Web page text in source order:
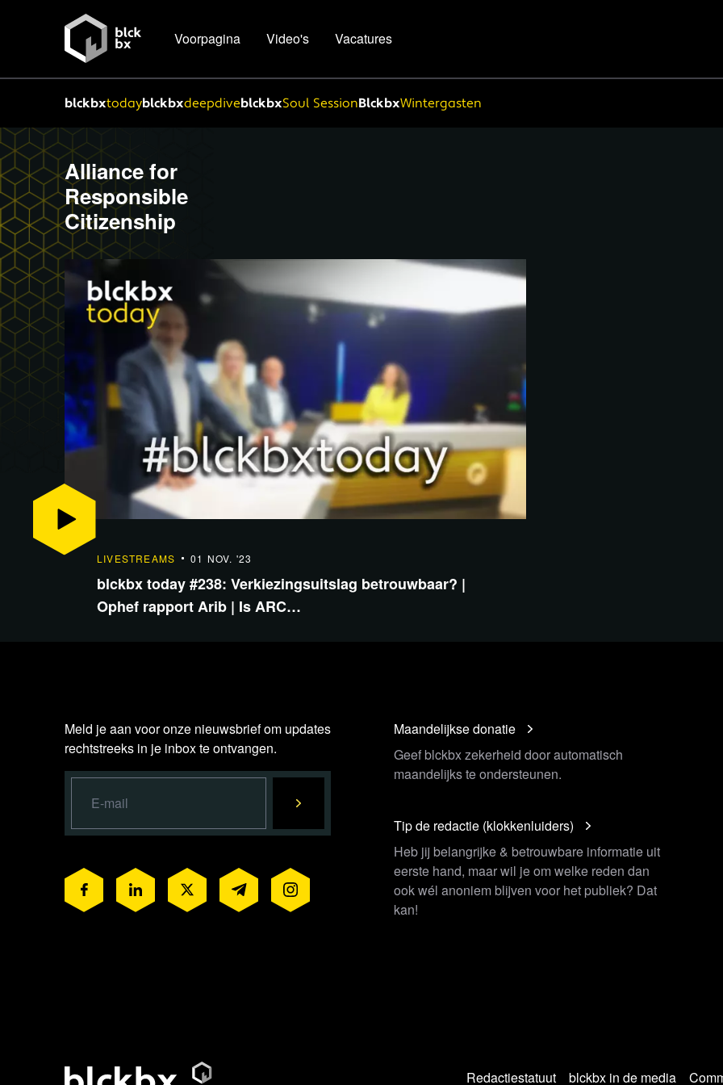
Voorpagina Video's Vacatures
blckbxtodayblckbxdeepdiveblckbxSoul SessionBlckbxWintergasten
Alliance for
Responsible
Citizenship
LIVESTREAMS 01 NOV. '23
blckbx today #238: Verkiezingsuitslag betrouwbaar? |
Ophef rapport Arib | Is ARC…
Meld je aan voor onze nieuwsbrief om updates
rechtstreeks in je inbox te ontvangen.
Maandelijkse donatie
Geef blckbx zekerheid door automatisch
maandelijks te ondersteunen.
Tip de redactie (klokkenluiders)
Heb jij belangrijke & betrouwbare informatie uit
eerste hand, maar wil je om welke reden dan
ook wél anoniem blijven voor het publiek? Dat
kan!
Redactiestatuut blckbx in de media